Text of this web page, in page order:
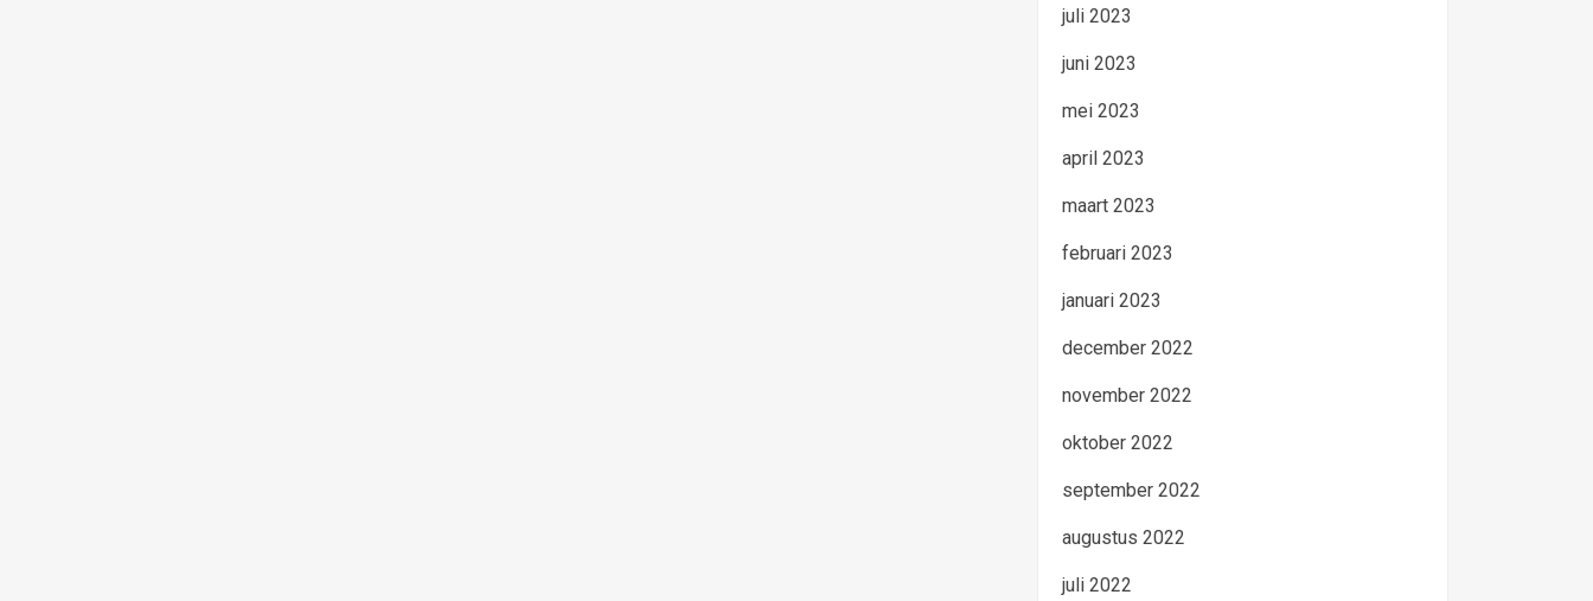
juli 2023
juni 2023
mei 2023
april 2023
maart 2023
februari 2023
januari 2023
december 2022
november 2022
oktober 2022
september 2022
augustus 2022
juli 2022